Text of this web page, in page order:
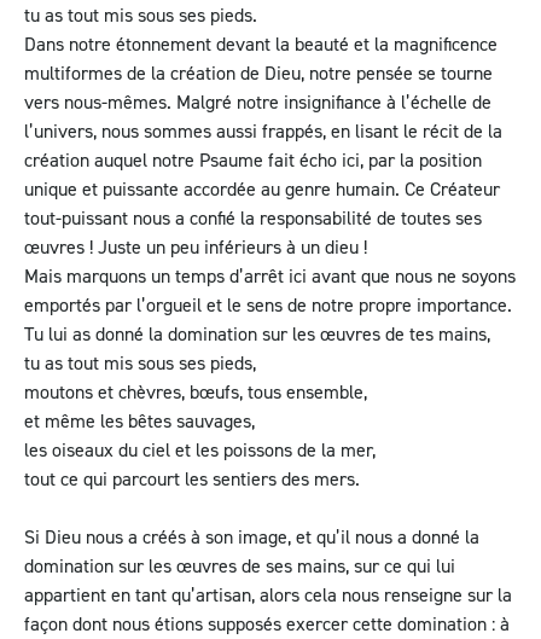
tu as tout mis sous ses pieds.
Dans notre étonnement devant la beauté et la magnificence
multiformes de la création de Dieu, notre pensée se tourne
vers nous-mêmes. Malgré notre insignifiance à l’échelle de
l’univers, nous sommes aussi frappés, en lisant le récit de la
création auquel notre Psaume fait écho ici, par la position
unique et puissante accordée au genre humain. Ce Créateur
tout-puissant nous a confié la responsabilité de toutes ses
œuvres ! Juste un peu inférieurs à un dieu !
Mais marquons un temps d’arrêt ici avant que nous ne soyons
emportés par l’orgueil et le sens de notre propre importance.
Tu lui as donné la domination sur les œuvres de tes mains,
tu as tout mis sous ses pieds,
moutons et chèvres, bœufs, tous ensemble,
et même les bêtes sauvages,
les oiseaux du ciel et les poissons de la mer,
tout ce qui parcourt les sentiers des mers.
Si Dieu nous a créés à son image, et qu’il nous a donné la
domination sur les œuvres de ses mains, sur ce qui lui
appartient en tant qu’artisan, alors cela nous renseigne sur la
façon dont nous étions supposés exercer cette domination : à